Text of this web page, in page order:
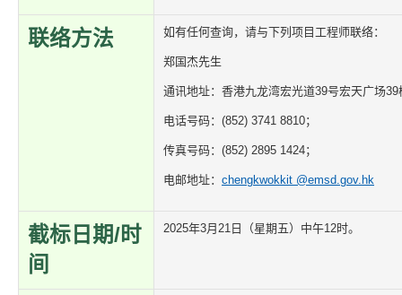
联络方法 如有任何查询，请与下列项目工程师联络：
郑国杰先生
通讯地址：香港九龙湾宏光道39号宏天广场
电话号码：(852) 3741 8810；
传真号码：(852) 2895 1424；
电邮地址： chengkwokkit @emsd.gov.hk
截标日期/时
间
2025年3月21日（星期五）中午12时。